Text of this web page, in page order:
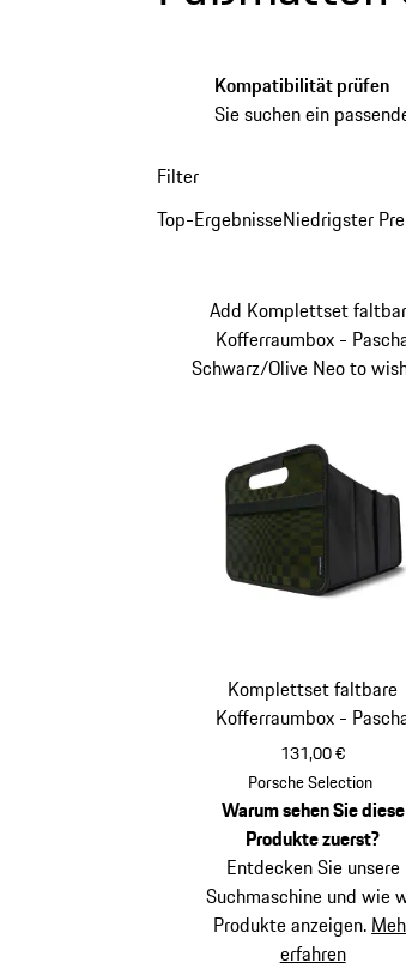
Kompatibilität prüfen
Sie suchen ein
Filter
Top-ErgebnisseNiedrigster
Komplettset faltbare
Kofferraumbox -
Schwarz/Olive Neo
131,00 €
schwarz
Add Komplettset
Kofferraumbox -
Schwarz/Olive Neo to
Porsche Selection
Warum sehen Sie diese
Produkte zuerst?
Entdecken Sie unsere
Suchmaschine und wie
Produkte anzeigen.
erfahren